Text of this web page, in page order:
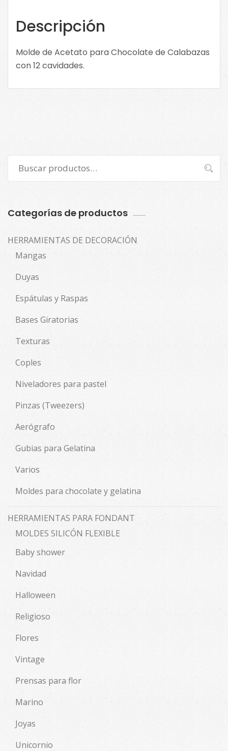
2115-
0-
0027
cantidad
Descripción
Molde de Acetato para Chocolate de Calabazas
con 12 cavidades.
por:
Buscar
Categorías de productos
HERRAMIENTAS DE DECORACIÓN
Mangas
Duyas
Espátulas y Raspas
Bases Giratorias
Texturas
Coples
Niveladores para pastel
Pinzas (Tweezers)
Aerógrafo
Gubias para Gelatina
Varios
Moldes para chocolate y gelatina
HERRAMIENTAS PARA FONDANT
MOLDES SILICÓN FLEXIBLE
Baby shower
Navidad
Halloween
Religioso
Flores
Vintage
Prensas para flor
Marino
Joyas
Unicornio